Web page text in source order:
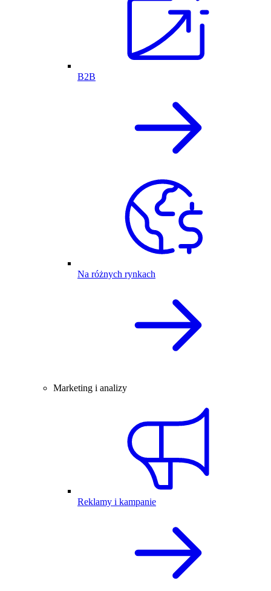
B2B
Na różnych rynkach
Marketing i analizy
Reklamy i kampanie